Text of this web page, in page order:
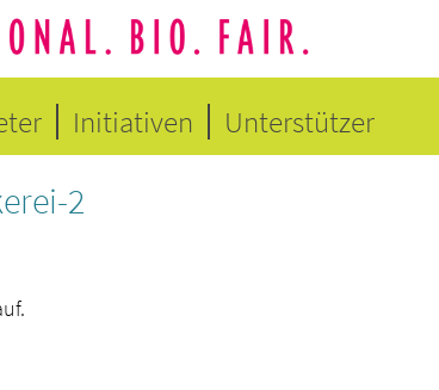
Initiativen Unterstützer
2